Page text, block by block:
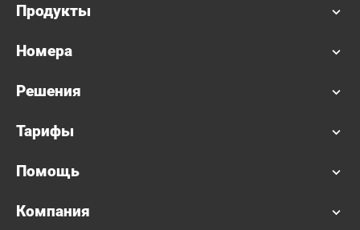
Продукты
Номера
Решения
Тарифы
Помощь
Компания